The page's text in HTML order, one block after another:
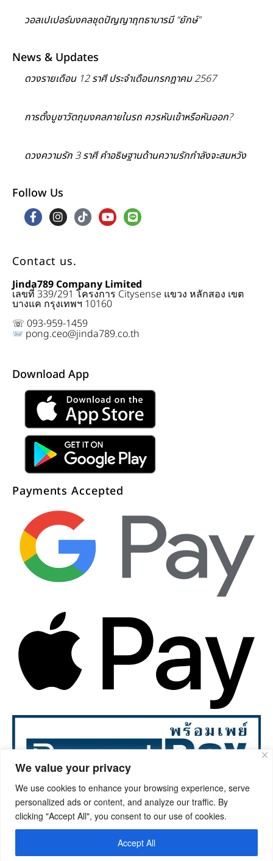
We value your privacy
We use cookies to enhance your browsing experience, serve
personalized ads or content, and analyze our traffic. By
clicking "Accept All", you consent to our use of cookies.
Accept All
วอลเปเปอร์มงคลชุดปัญญาฤทธาบารมี “ยักษ์”
News & Updates
ดวงรายเดือน 12 ราศี ประจำเดือนกรกฎาคม 2567
การตั้งบูชาวัตถุมงคลภายในรถ ควรหันเข้าหรือหันออก?
ดวงความรัก 3 ราศี คำอธิษฐานด้านความรักกำลังจะสมหวัง
Follow Us
Contact us.
Jinda789 Company Limited
เลขที่ 339/291 โครงการ Citysense แขวง หลักสอง เขต
บางแค กรุงเทพฯ 10160
☏ 093-959-1459
pong.ceo@jinda789.co.th
Download App
Payments Accepted
©2023. Ongphrawallpaper.com All rights reserved.